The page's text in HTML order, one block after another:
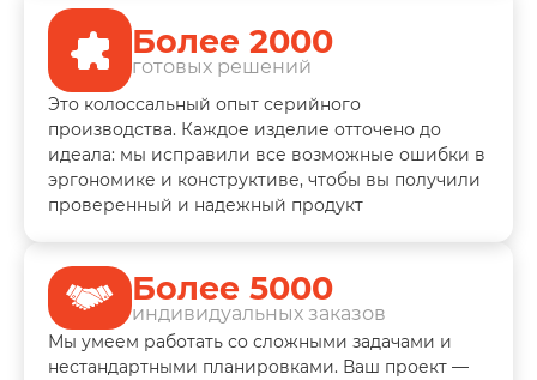
Более 2000
готовых решений
Это колоссальный опыт серийного
производства. Каждое изделие отточено до
идеала: мы исправили все возможные ошибки в
эргономике и конструктиве, чтобы вы получили
проверенный и надежный продукт
Более 5000
индивидуальных заказов
Мы умеем работать со сложными задачами и
нестандартными планировками. Ваш проект —